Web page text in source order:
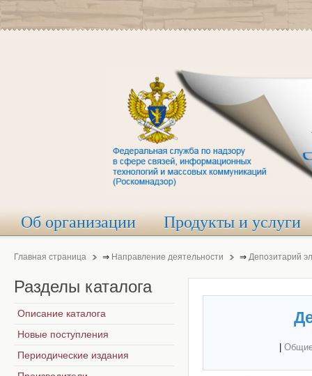
Об организации Продукты и услуги
Главная страница ⇒ Направление деятельности ⇒ Депозитарий
Разделы каталога
Описание каталога
Новые поступления
Периодические издания